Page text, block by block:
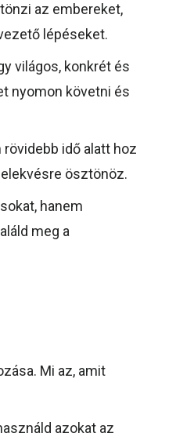
az embereket,
lépéseket.
világos, konkrét és
nyomon követni és
idő alatt hoz
ösztönöz.
hanem
meg a
Mi az, amit
azokat az